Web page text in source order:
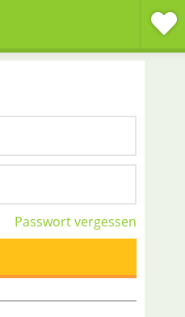
Passwort vergessen